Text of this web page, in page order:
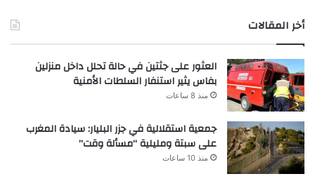
أخر المقالات
العثور على جثتين في حالة تحلل داخل منزلين
بفاس يثير استنفار السلطات الأمنية
منذ 8 ساعات
جمعية استقلالية في جزر البليار: سيادة المغرب
على سبتة ومليلية “مسألة وقت”
منذ 10 ساعات